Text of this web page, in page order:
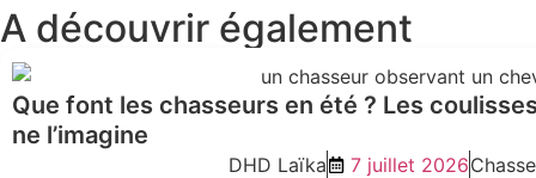
A découvrir également
Que font les chasseurs en été ? Les
ne l’imagine
DHD Laïka 7 juillet 2026Chasse